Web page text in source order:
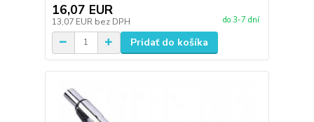
16,07 EUR
13,07 EUR bez DPH do 3-7 dní
Pridať do košíka